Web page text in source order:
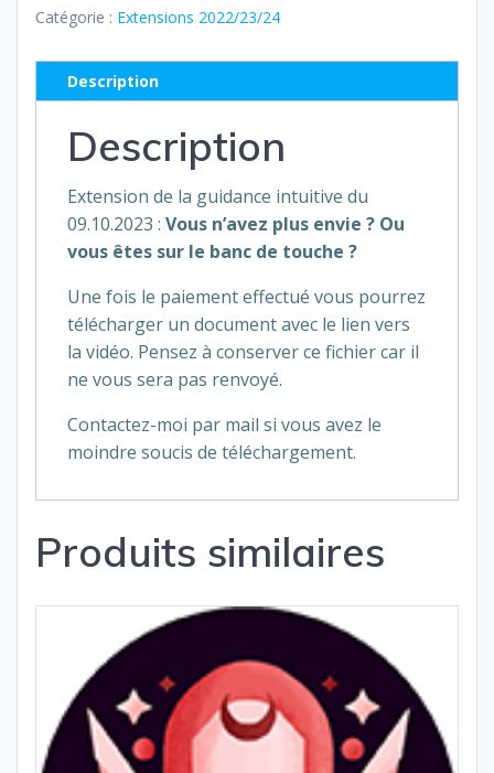
09.10.2023
Vous
n'avez
vous
êtes
banc
Catégorie : Extensions 2022/23/24
Description
Description
Extension de la guidance intuitive du
09.10.2023 : Vous n’avez plus envie ? Ou
vous êtes sur le banc de touche ?
Une fois le paiement effectué vous pourrez
télécharger un document avec le lien vers
la vidéo. Pensez à conserver ce fichier car il
ne vous sera pas renvoyé.
Contactez-moi par mail si vous avez le
moindre soucis de téléchargement.
Produits similaires